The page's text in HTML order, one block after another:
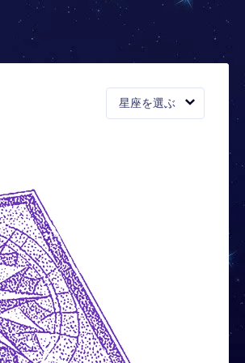
星座を選ぶ